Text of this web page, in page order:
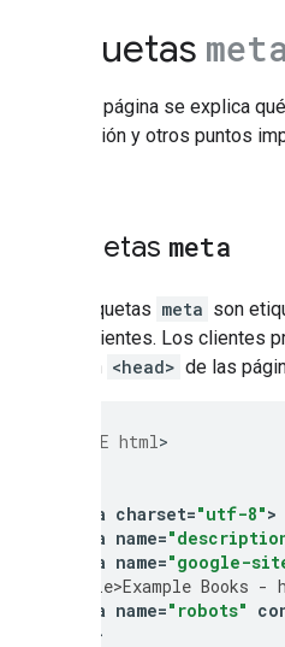
Etiquetas
En esta página se explica
indexación y otros puntos
Etiquetas meta
Las etiquetas meta son
otros clientes. Los clientes
sección <head> de las
!DOCTYPE html
meta charset="utf-8">
meta name=
meta name="google-
title>Example Books -
meta name="robots"
>